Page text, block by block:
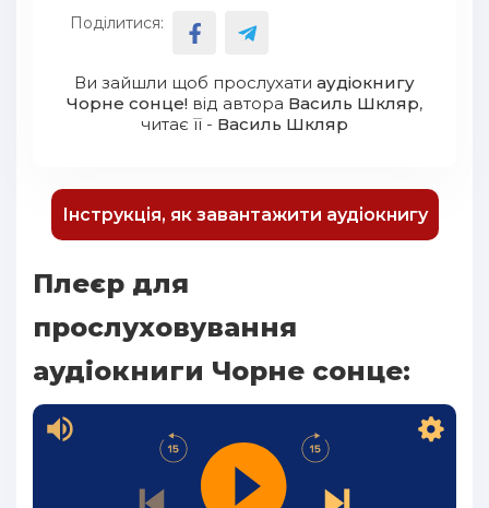
Поділитися:
Ви зайшли щоб прослухати аудіокнигу
Чорне сонце! від автора Василь Шкляр,
читає її - Василь Шкляр
Інструкція, як завантажити аудіокнигу
Плеєр для
прослуховування
аудіокниги Чорне сонце: